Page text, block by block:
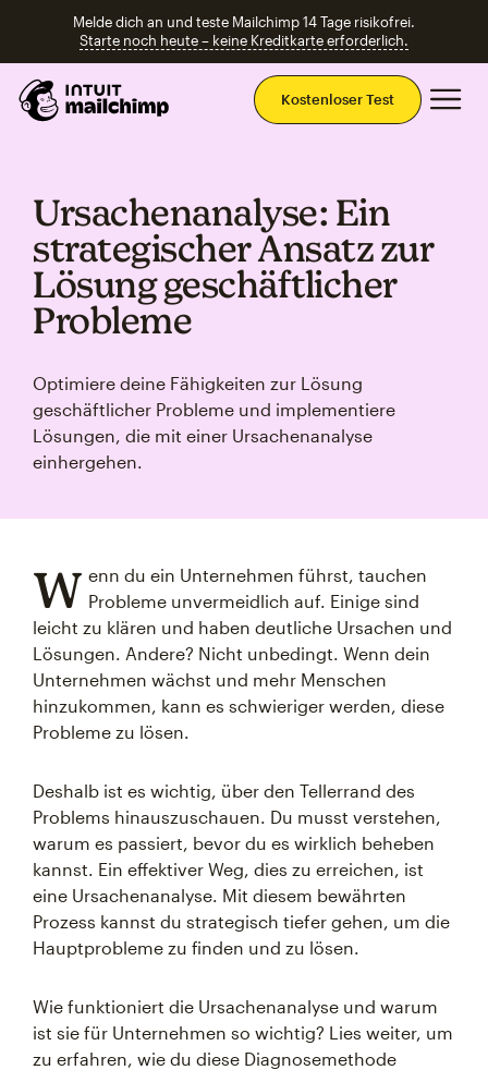
Melde dich an und teste Mailchimp 14 Tage risikofrei.
Starte noch heute – keine Kreditkarte erforderlich.
Kostenloser Test
Ursachenanalyse: Ein
strategischer Ansatz zur
Lösung geschäftlicher
Probleme
Optimiere deine Fähigkeiten zur Lösung
geschäftlicher Probleme und implementiere
Lösungen, die mit einer Ursachenanalyse
einhergehen.
W enn du ein Unternehmen führst, tauchen
Probleme unvermeidlich auf. Einige sind
leicht zu klären und haben deutliche Ursachen und
Lösungen. Andere? Nicht unbedingt. Wenn dein
Unternehmen wächst und mehr Menschen
hinzukommen, kann es schwieriger werden, diese
Probleme zu lösen.
Deshalb ist es wichtig, über den Tellerrand des
Problems hinauszuschauen. Du musst verstehen,
warum es passiert, bevor du es wirklich beheben
kannst. Ein effektiver Weg, dies zu erreichen, ist
eine Ursachenanalyse. Mit diesem bewährten
Prozess kannst du strategisch tiefer gehen, um die
Hauptprobleme zu finden und zu lösen.
Wie funktioniert die Ursachenanalyse und warum
ist sie für Unternehmen so wichtig? Lies weiter, um
zu erfahren, wie du diese Diagnosemethode